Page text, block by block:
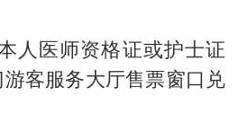
医师资格证或护士证
客服务大厅售票窗口兑